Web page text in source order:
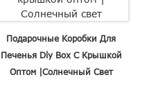
Подарочные Коробки Для
Печенья Diy Box С Крышкой
Оптом |Солнечный Свет